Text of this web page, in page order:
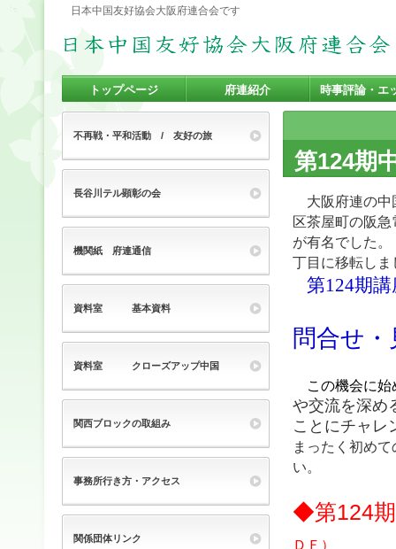
日本中国友好協会大阪府連合会です
第124期
大阪府連の中
区茶屋町の阪
が有名でした
丁目に移転しま
第124期
問合せ
この機会に始
や交流を深め
ことにチャ
まったく初め
い。
◆第124期
ＤＦ）
トップページ 府連紹介 時事評論・エ
不再戦・平和活動 / 友好の旅
長谷川テル顕彰の会
機関紙 府連通信
資料室 基本資料
資料室 クローズアップ中国
関西ブロックの取組み
事務所行き方・アクセス
関係団体リンク